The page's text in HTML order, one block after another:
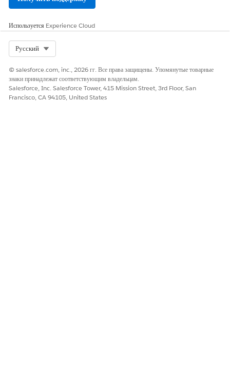
управляются и дозируются в базе данных управления
конфигурациями (CMDB). Узнайте, как рассчитывается
использование и как Digital Wallet помогает отслеживать
активное количество КИ предприятия и тенденции
использования.
ЭТА СТАТЬЯ РЕШИЛА ВАШУ ПРОБЛЕМУ?
Используется Experience Cloud
Русский
© salesforce.com, inc., 2026 гг. Все права защищены. Упомянутые товарные
знаки принадлежат соответствующим владельцам.
Salesforce, Inc. Salesforce Tower, 415 Mission Street, 3rd Floor, San
Francisco, CA 94105, United States